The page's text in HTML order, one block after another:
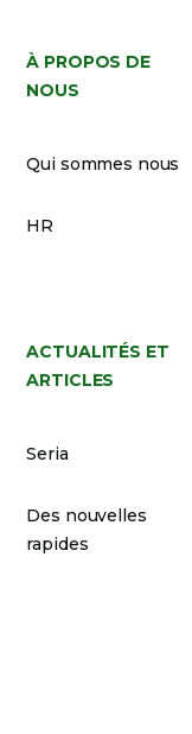
À PROPOS DE
NOUS
Qui sommes nous
HR
ACTUALITÉS ET
ARTICLES
Seria
Des nouvelles
rapides